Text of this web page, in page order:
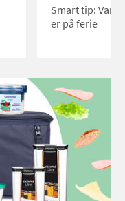
Smart tip:
er på ferie